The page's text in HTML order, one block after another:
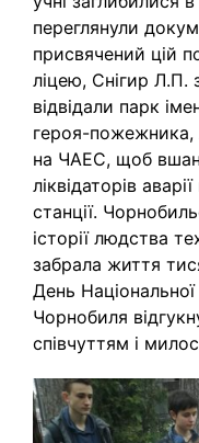
переглянули
присвячений цій
ліцею, Снігир Л.П.
відвідали парк
героя-пожежника,
на ЧАЕС, щоб
ліквідаторів
станції.
історії людства
забрала життя
День
Чорнобиля
співчуттям і